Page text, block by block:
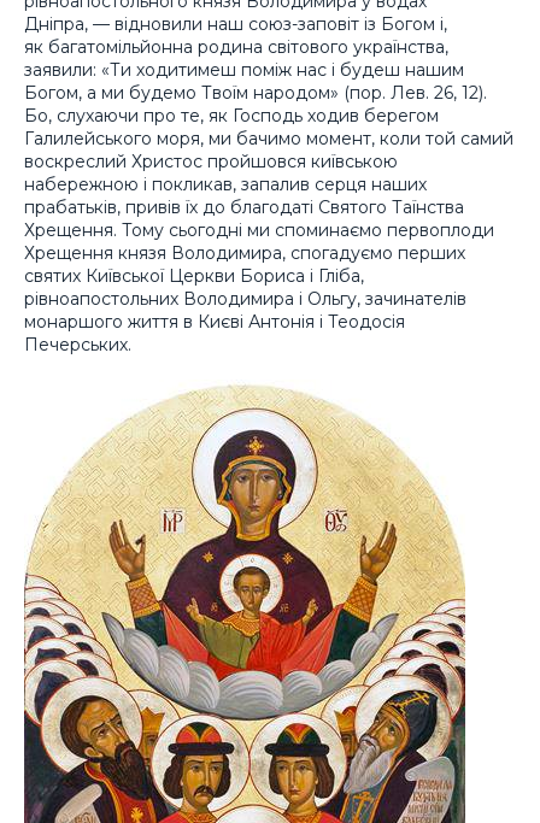
Дніпра, — відновили наш союз-заповіт із Богом і,
як багатомільйонна родина світового українства,
заявили: «Ти ходитимеш поміж нас і будеш нашим
Богом, а ми будемо Твоїм народом» (пор. Лев. 26, 12).
Бо, слухаючи про те, як Господь ходив берегом
Галилейського моря, ми бачимо момент, коли той самий
воскреслий Христос пройшовся київською
набережною і покликав, запалив серця наших
прабатьків, привів їх до благодаті Святого Таїнства
Хрещення. Тому сьогодні ми споминаємо первоплоди
Хрещення князя Володимира, спогадуємо перших
святих Київської Церкви Бориса і Гліба,
рівноапостольних Володимира і Ольгу, зачинателів
монаршого життя в Києві Антонія і Теодосія
Печерських.